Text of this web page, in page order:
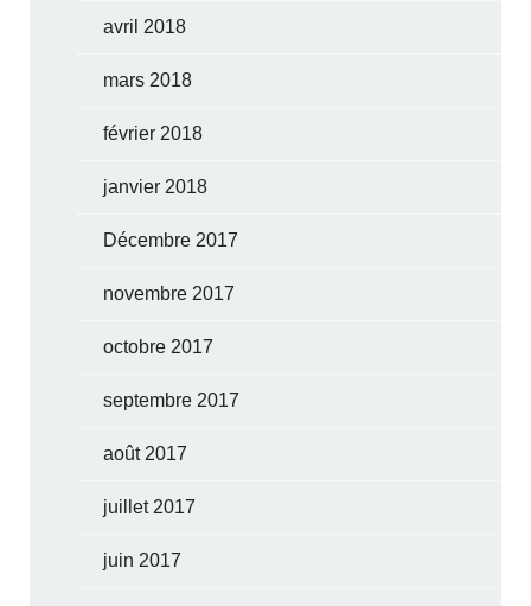
avril 2018
mars 2018
février 2018
janvier 2018
Décembre 2017
novembre 2017
octobre 2017
septembre 2017
août 2017
juillet 2017
juin 2017